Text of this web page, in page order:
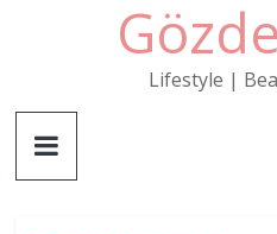
Lifestyle |